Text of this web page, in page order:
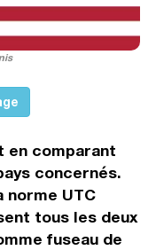
en comparant
concernés.
norme UTC
tous les deux
fuseau de